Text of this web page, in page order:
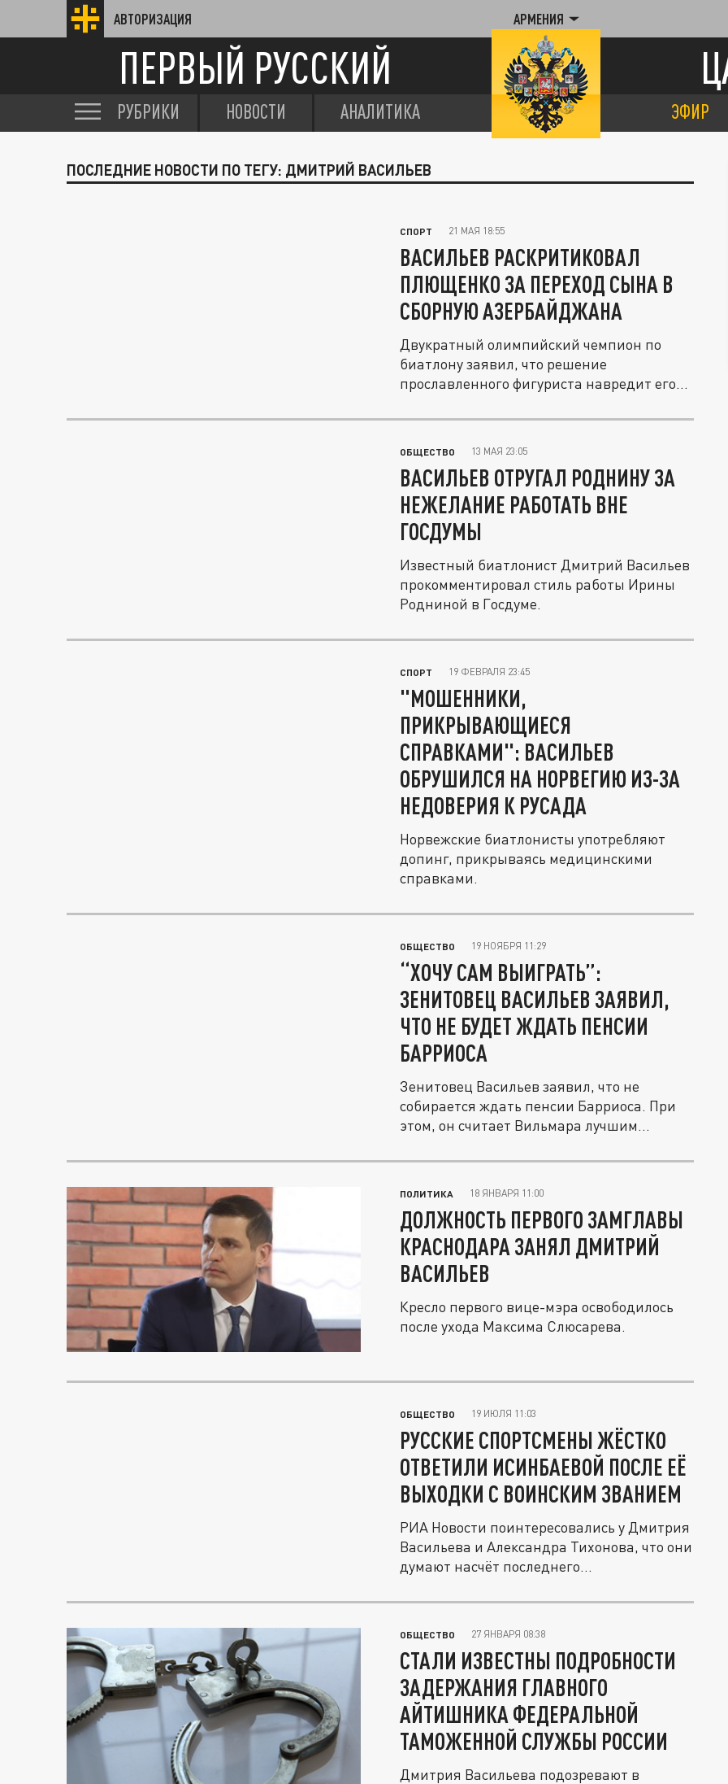
АВТОРИЗАЦИЯ АРМЕНИЯ
ПЕРВЫЙ РУССКИЙ
РУБРИКИ НОВОСТИ АНАЛИТИКА ЭФИР
ПОСЛЕДНИЕ НОВОСТИ ПО ТЕГУ: ДМИТРИЙ ВАСИЛЬЕВ
СПОРТ 21 МАЯ 18:55
ВАСИЛЬЕВ РАСКРИТИКОВАЛ
ПЛЮЩЕНКО ЗА ПЕРЕХОД СЫНА В
СБОРНУЮ АЗЕРБАЙДЖАНА
Двукратный олимпийский чемпион по
биатлону заявил, что решение
прославленного фигуриста навредит его...
ОБЩЕСТВО 13 МАЯ 23:05
ВАСИЛЬЕВ ОТРУГАЛ РОДНИНУ ЗА
НЕЖЕЛАНИЕ РАБОТАТЬ ВНЕ
ГОСДУМЫ
Известный биатлонист Дмитрий Васильев
прокомментировал стиль работы Ирины
Родниной в Госдуме.
СПОРТ 19 ФЕВРАЛЯ 23:45
"МОШЕННИКИ,
ПРИКРЫВАЮЩИЕСЯ
СПРАВКАМИ": ВАСИЛЬЕВ
ОБРУШИЛСЯ НА НОРВЕГИЮ ИЗ-ЗА
НЕДОВЕРИЯ К РУСАДА
Норвежские биатлонисты употребляют
допинг, прикрываясь медицинскими
справками.
ОБЩЕСТВО 19 НОЯБРЯ 11:29
“ХОЧУ САМ ВЫИГРАТЬ”:
ЗЕНИТОВЕЦ ВАСИЛЬЕВ ЗАЯВИЛ,
ЧТО НЕ БУДЕТ ЖДАТЬ ПЕНСИИ
БАРРИОСА
Зенитовец Васильев заявил, что не
собирается ждать пенсии Барриоса. При
этом, он считает Вильмара лучшим...
ПОЛИТИКА 18 ЯНВАРЯ 11:00
ДОЛЖНОСТЬ ПЕРВОГО ЗАМГЛАВЫ
КРАСНОДАРА ЗАНЯЛ ДМИТРИЙ
ВАСИЛЬЕВ
Кресло первого вице-мэра освободилось
после ухода Максима Слюсарева.
ОБЩЕСТВО 19 ИЮЛЯ 11:03
РУССКИЕ СПОРТСМЕНЫ ЖЁСТКО
ОТВЕТИЛИ ИСИНБАЕВОЙ ПОСЛЕ ЕЁ
ВЫХОДКИ С ВОИНСКИМ ЗВАНИЕМ
РИА Новости поинтересовались у Дмитрия
Васильева и Александра Тихонова, что они
думают насчёт последнего...
ОБЩЕСТВО 27 ЯНВАРЯ 08:38
СТАЛИ ИЗВЕСТНЫ ПОДРОБНОСТИ
ЗАДЕРЖАНИЯ ГЛАВНОГО
АЙТИШНИКА ФЕДЕРАЛЬНОЙ
ТАМОЖЕННОЙ СЛУЖБЫ РОССИИ
Дмитрия Васильева подозревают в